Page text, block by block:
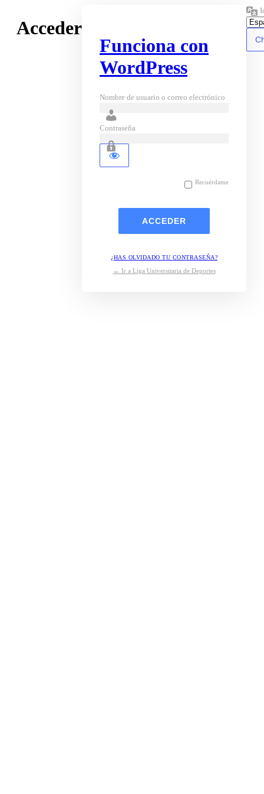
Acceder
Funciona con
WordPress
Nombre de usuario o correo electrónico
Contraseña
Recuérdame
¿HAS OLVIDADO TU CONTRASEÑA?
← Ir a Liga Universitaria de Deportes